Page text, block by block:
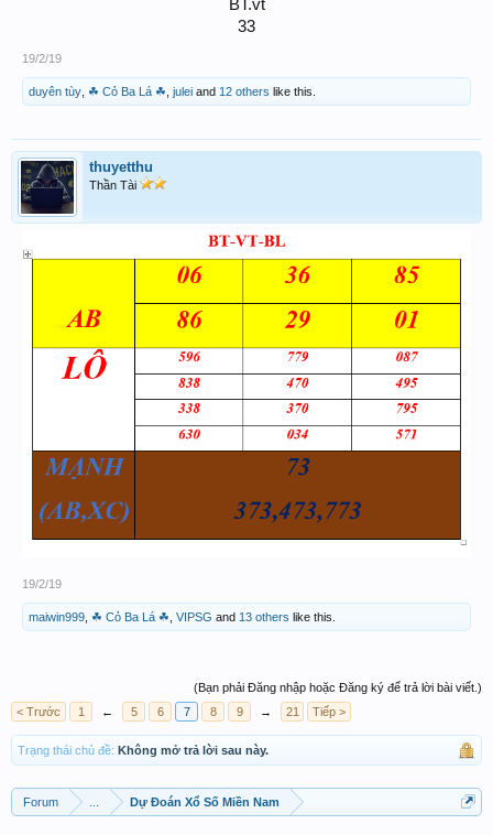
BT.vt
33​
19/2/19
duyên tùy ☘ Cỏ Ba Lá ☘ julei and 12 others like this.
thuyetthu
Thần Tài
19/2/19
maiwin999 ☘ Cỏ Ba Lá ☘ VIPSG and 13 others like this.
(Bạn phải Đăng nhập hoặc Đăng ký để trả lời bài viết.)
< Trước
1 ← 5 6 7 8 9 → 21 Tiếp >
Trạng thái chủ đề: Không mở trả lời sau này.
Forum Dự Đoán Xổ Số Miền Nam